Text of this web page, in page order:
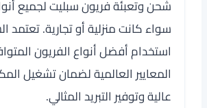
شحن وتعبئة فريون سبليت لجميع
سواء كانت منزلية أو تجارية. تعتمد
استخدام أفضل أنواع الفريون
المعايير العالمية لضمان تشغيل
عالية وتوفير التبريد المثالي.